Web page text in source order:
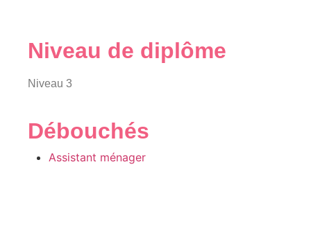
Niveau de diplôme
Niveau 3
Débouchés
Assistant ménager